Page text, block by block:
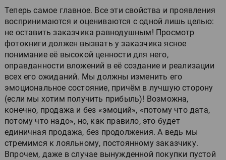
Теперь самое главное. Все эти свойства и проявления
воспринимаются и оцениваются с одной лишь целью:
не оставить заказчика равнодушным! Просмотр
фотокниги должен вызвать у заказчика ясное
понимание её высокой ценности для него,
оправданности вложений в её создание и реализации
всех его ожиданий. Мы должны изменить его
эмоциональное состояние, причём в лучшую сторону
(если мы хотим получить прибыль)! Возможна,
конечно, продажа и без «эмоций», «потому что дата,
потому что надо», но, как правило, это будет
единичная продажа, без продолжения. А ведь мы
стремимся к лояльному, постоянному заказчику.
Впрочем, даже в случае вынужденной покупки пустой